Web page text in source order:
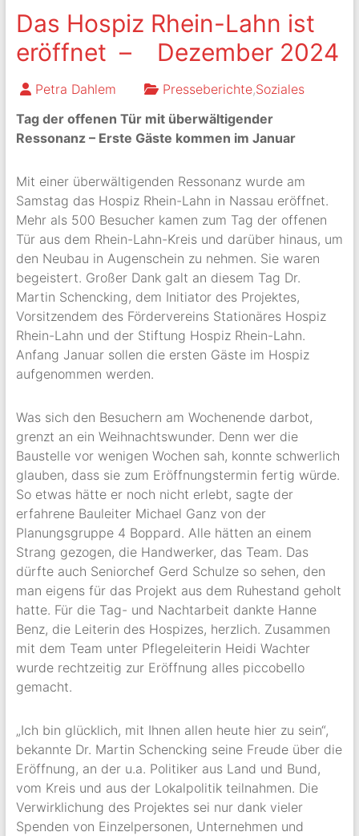
Das Hospiz Rhein-Lahn ist
eröffnet – Dezember 2024
Petra Dahlem Presseberichte,Soziales
Tag der offenen Tür mit überwältigender
Ressonanz – Erste Gäste kommen im Januar
Mit einer überwältigenden Ressonanz wurde am
Samstag das Hospiz Rhein-Lahn in Nassau eröffnet.
Mehr als 500 Besucher kamen zum Tag der offenen
Tür aus dem Rhein-Lahn-Kreis und darüber hinaus, um
den Neubau in Augenschein zu nehmen. Sie waren
begeistert. Großer Dank galt an diesem Tag Dr.
Martin Schencking, dem Initiator des Projektes,
Vorsitzendem des Fördervereins Stationäres Hospiz
Rhein-Lahn und der Stiftung Hospiz Rhein-Lahn.
Anfang Januar sollen die ersten Gäste im Hospiz
aufgenommen werden.
Was sich den Besuchern am Wochenende darbot,
grenzt an ein Weihnachtswunder. Denn wer die
Baustelle vor wenigen Wochen sah, konnte schwerlich
glauben, dass sie zum Eröffnungstermin fertig würde.
So etwas hätte er noch nicht erlebt, sagte der
erfahrene Bauleiter Michael Ganz von der
Planungsgruppe 4 Boppard. Alle hätten an einem
Strang gezogen, die Handwerker, das Team. Das
dürfte auch Seniorchef Gerd Schulze so sehen, den
man eigens für das Projekt aus dem Ruhestand geholt
hatte. Für die Tag- und Nachtarbeit dankte Hanne
Benz, die Leiterin des Hospizes, herzlich. Zusammen
mit dem Team unter Pflegeleiterin Heidi Wachter
wurde rechtzeitig zur Eröffnung alles piccobello
gemacht.
„Ich bin glücklich, mit Ihnen allen heute hier zu sein“,
bekannte Dr. Martin Schencking seine Freude über die
Eröffnung, an der u.a. Politiker aus Land und Bund,
vom Kreis und aus der Lokalpolitik teilnahmen. Die
Verwirklichung des Projektes sei nur dank vieler
Spenden von Einzelpersonen, Unternehmen und